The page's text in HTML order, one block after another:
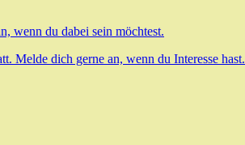
wenn du dabei sein möchtest.
Melde dich gerne an, wenn du Interesse hast.